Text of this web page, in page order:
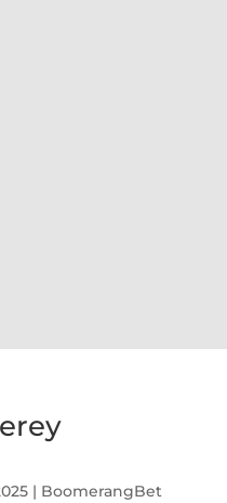
| BoomerangBet